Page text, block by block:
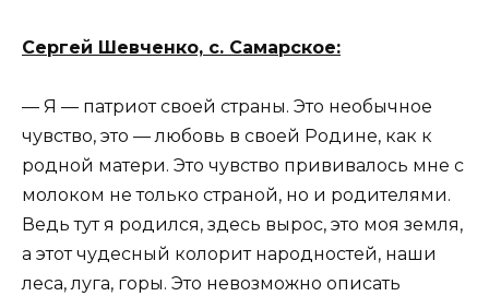
Сергей Шевченко, с. Самарское:
— Я — патриот своей страны. Это необычное
чувство, это — любовь в своей Родине, как к
родной матери. Это чувство прививалось мне с
молоком не только страной, но и родителями.
Ведь тут я родился, здесь вырос, это моя земля,
а этот чудесный колорит народностей, наши
леса, луга, горы. Это невозможно описать